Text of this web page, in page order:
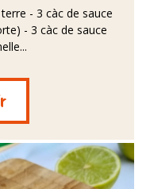
- 3 càc de sauce
- 3 càc de sauce